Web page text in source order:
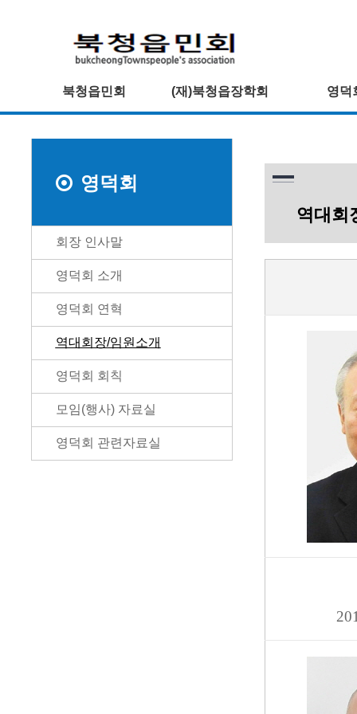
북청읍민회 (재)북청읍장학회 영덕
영덕회
회장 인사말
영덕회 소개
영덕회 연혁
역대회장/임원소개
영덕회 회칙
모임(행사) 자료실
영덕회 관련자료실
역대회